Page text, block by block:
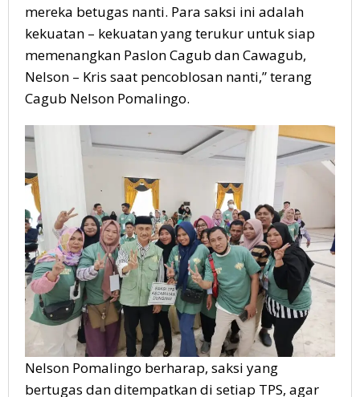
mereka betugas nanti. Para saksi ini adalah
kekuatan – kekuatan yang terukur untuk siap
memenangkan Paslon Cagub dan Cawagub,
Nelson – Kris saat pencoblosan nanti,” terang
Cagub Nelson Pomalingo.
Nelson Pomalingo berharap, saksi yang
bertugas dan ditempatkan di setiap TPS, agar